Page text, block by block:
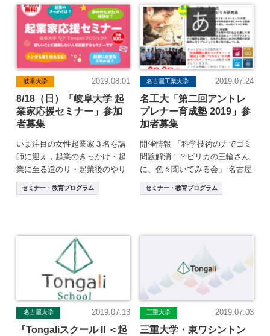
岐阜大学 2019.08.01
8/18（日）「岐阜大学 起
業家応援セミナー」参加
者募集
いま注目の女性起業家３名を講
師に迎え，起業のきっかけ・起
業に至る道のり・起業後のやり
がいや楽しさについて，熱く語
っていただきます。 […]
セミナー・教育プログラム
名古屋工業大学 2019.07.24
名工大「第二回アントレ
プレナー育成塾 2019」参
加者募集
開催情報 「科学技術の力でゴミ
問題解消！？ピリカの三輪さん
に、色々聞いてみる会」 名古屋
工業大学では「アントレプレナ
ー育成塾」と称 […]
セミナー・教育プログラム
名古屋大学 2019.07.13
『Tongaliスクール II ＜起
三重大学 2019.07.03
三重大学・東ワシントン